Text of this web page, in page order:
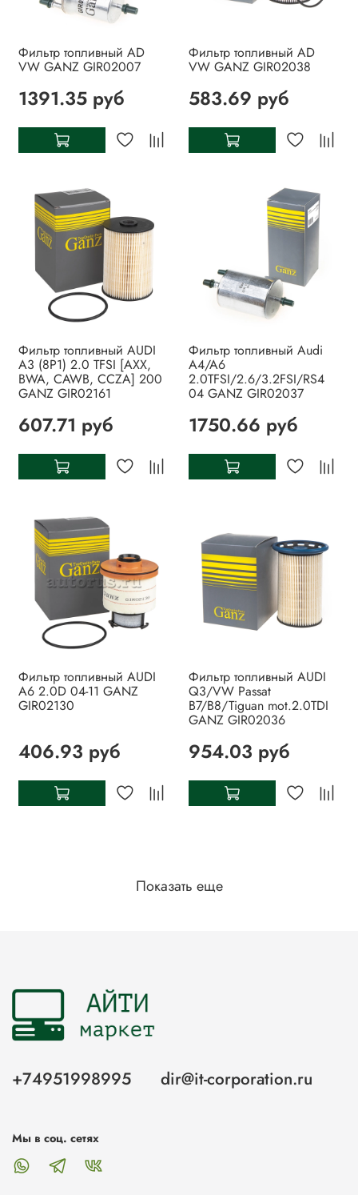
Фильтр топливный AD
VW GANZ GIR02007
1391.35 руб
Фильтр топливный AD
VW GANZ GIR02038
583.69 руб
Фильтр топливный AUDI
A3 (8P1) 2.0 TFSI [AXX,
BWA, CAWB, CCZA] 200
GANZ GIR02161
607.71 руб
Фильтр топливный Audi
A4/A6
2.0TFSI/2.6/3.2FSI/RS4
04 GANZ GIR02037
1750.66 руб
Фильтр топливный AUDI
A6 2.0D 04-11 GANZ
GIR02130
406.93 руб
Фильтр топливный AUDI
Q3/VW Passat
B7/B8/Tiguan mot.2.0TDI
GANZ GIR02036
954.03 руб
Показать еще
+74951998995 dir@it-corporation.ru
Мы в соц. сетях